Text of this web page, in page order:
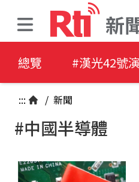
新
總覽 #漢光42號
::: / 新聞
#中國半導體